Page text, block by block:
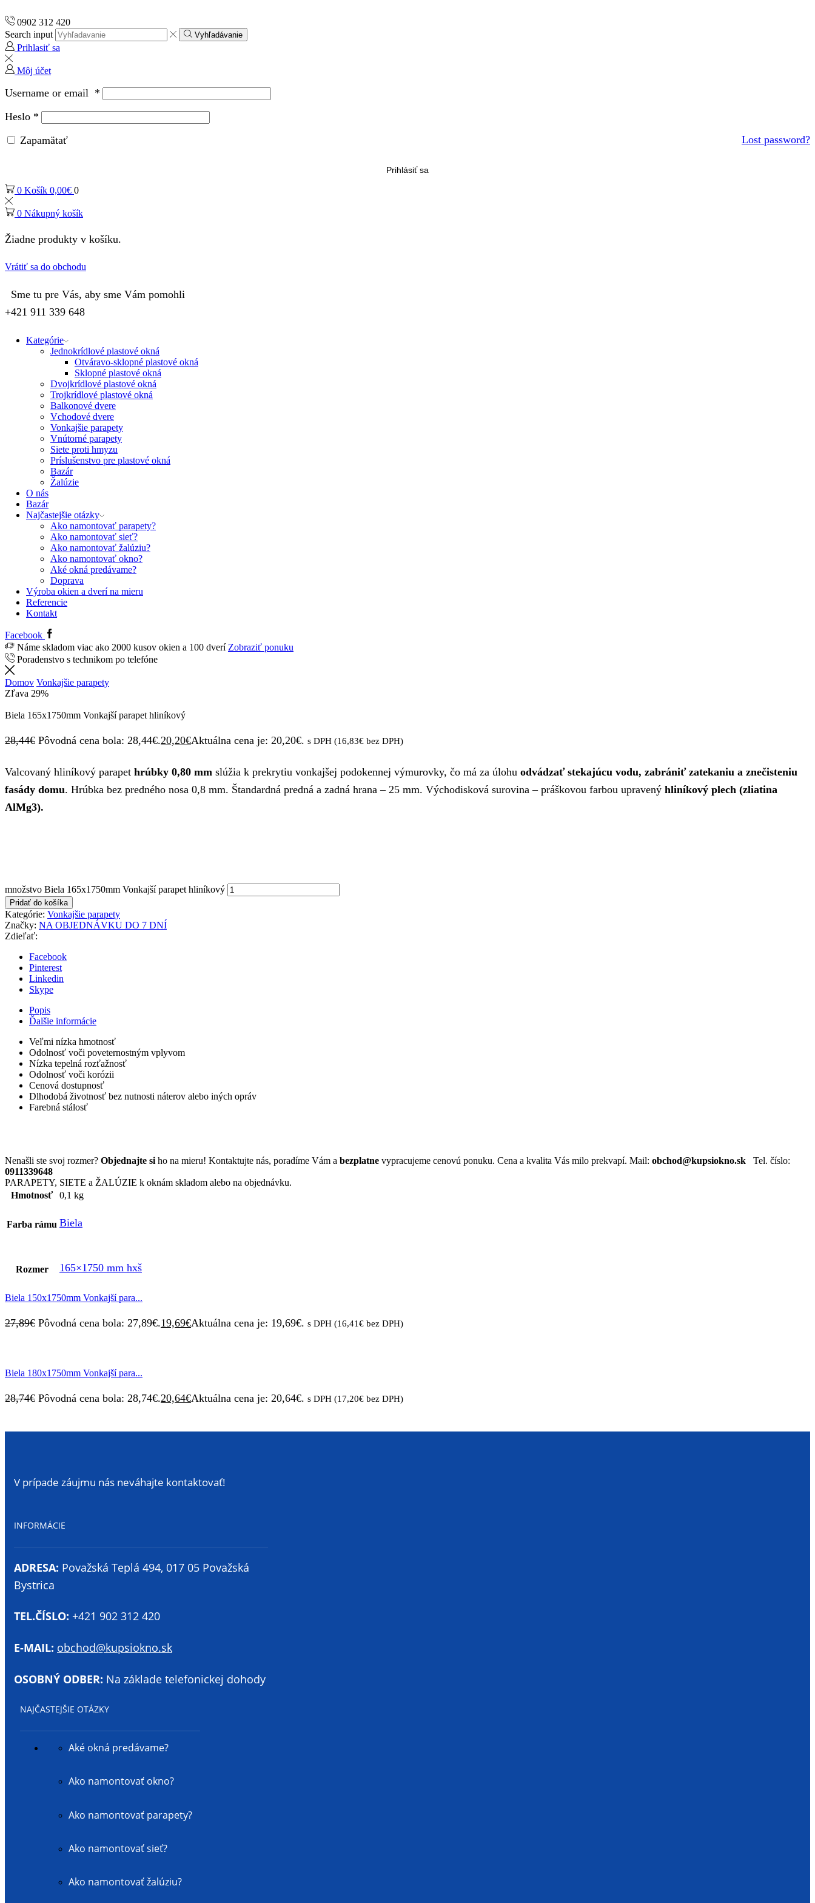
0902 312 420
Search input
Vyhľadávanie
Prihlasiť sa
Môj účet
Username or email *
Heslo *
Lost password?
Zapamätať
Prihlásiť sa
0 Košík 0,00€ 0
0 Nákupný košík
Žiadne produkty v košíku.
Vrátiť sa do obchodu
Sme tu pre Vás, aby sme Vám pomohli
+421 911 339 648
Kategórie
Jednokrídlové plastové okná
Otváravo-sklopné plastové okná
Sklopné plastové okná
Dvojkrídlové plastové okná
Trojkrídlové plastové okná
Balkonové dvere
Vchodové dvere
Vonkajšie parapety
Vnútorné parapety
Siete proti hmyzu
Príslušenstvo pre plastové okná
Bazár
Žalúzie
O nás
Bazár
Najčastejšie otázky
Ako namontovať parapety?
Ako namontovať sieť?
Ako namontovať žalúziu?
Ako namontovať okno?
Aké okná predávame?
Doprava
Výroba okien a dverí na mieru
Referencie
Kontakt
Facebook
Náme skladom viac ako 2000 kusov okien a 100 dverí Zobraziť ponuku
Poradenstvo s technikom po telefóne
Domov Vonkajšie parapety
Zľava 29%
Biela 165x1750mm Vonkajší parapet hliníkový
28,44€ Pôvodná cena bola: 28,44€.20,20€Aktuálna cena je: 20,20€. s DPH (16,83€ bez DPH)
Valcovaný hliníkový parapet hrúbky 0,80 mm slúžia k prekrytiu vonkajšej podokennej výmurovky, čo má za úlohu odvádzať stekajúcu vodu, zabrániť zatekaniu a znečisteniu
fasády domu. Hrúbka bez predného nosa 0,8 mm. Štandardná predná a zadná hrana – 25 mm. Východisková surovina – práškovou farbou upravený hliníkový plech (zliatina
AlMg3).
množstvo Biela 165x1750mm Vonkajší parapet hliníkový
Pridať do košíka
Kategórie: Vonkajšie parapety
Značky: NA OBJEDNÁVKU DO 7 DNÍ
Zdieľať:
Facebook
Pinterest
Linkedin
Skype
Popis
Ďalšie informácie
Veľmi nízka hmotnosť
Odolnosť voči poveternostným vplyvom
Nízka tepelná rozťažnosť
Odolnosť voči korózii
Cenová dostupnosť
Dlhodobá životnosť bez nutnosti náterov alebo iných opráv
Farebná stálosť
Nenašli ste svoj rozmer? Objednajte si ho na mieru! Kontaktujte nás, poradíme Vám a bezplatne vypracujeme cenovú ponuku. Cena a kvalita Vás milo prekvapí. Mail: obchod@kupsiokno.sk Tel. číslo:
0911339648
PARAPETY, SIETE a ŽALÚZIE k oknám skladom alebo na objednávku.
Hmotnosť
0,1 kg
Farba rámu Biela
Rozmer 165×1750 mm hxš
Biela 150x1750mm Vonkajší para...
27,89€ Pôvodná cena bola: 27,89€.19,69€Aktuálna cena je: 19,69€. s DPH (16,41€ bez DPH)
Biela 180x1750mm Vonkajší para...
28,74€ Pôvodná cena bola: 28,74€.20,64€Aktuálna cena je: 20,64€. s DPH (17,20€ bez DPH)
V prípade záujmu nás neváhajte kontaktovať!
INFORMÁCIE
ADRESA: Považská Teplá 494, 017 05 Považská
Bystrica
TEL.ČÍSLO: +421 902 312 420
E-MAIL: obchod@kupsiokno.sk
OSOBNÝ ODBER: Na základe telefonickej dohody
NAJČASTEJŠIE OTÁZKY
Aké okná predávame?
Ako namontovať okno?
Ako namontovať parapety?
Ako namontovať sieť?
Ako namontovať žalúziu?